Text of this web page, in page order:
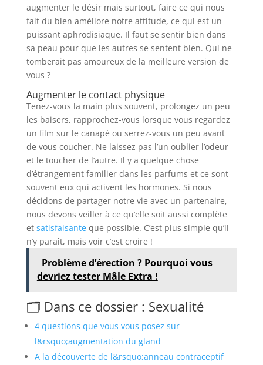
augmenter le désir mais surtout, faire ce qui nous
fait du bien améliore notre attitude, ce qui est un
puissant aphrodisiaque. Il faut se sentir bien dans
sa peau pour que les autres se sentent bien. Qui ne
tomberait pas amoureux de la meilleure version de
vous ?
Augmenter le contact physique
Tenez-vous la main plus souvent, prolongez un peu
les baisers, rapprochez-vous lorsque vous regardez
un film sur le canapé ou serrez-vous un peu avant
de vous coucher. Ne laissez pas l’un oublier l’odeur
et le toucher de l’autre. Il y a quelque chose
d’étrangement familier dans les parfums et ce sont
souvent eux qui activent les hormones. Si nous
décidons de partager notre vie avec un partenaire,
nous devons veiller à ce qu’elle soit aussi complète
et satisfaisanteque possible. C’est plus simple qu’il
n’y paraît, mais voir c’est croire !
Problème d’érection ? Pourquoi vous
devriez tester Mâle Extra !
🗂️ Dans ce dossier : Sexualité
4 questions que vous vous posez sur
l&rsquo;augmentation du gland
A la découverte de l&rsquo;anneau contraceptif